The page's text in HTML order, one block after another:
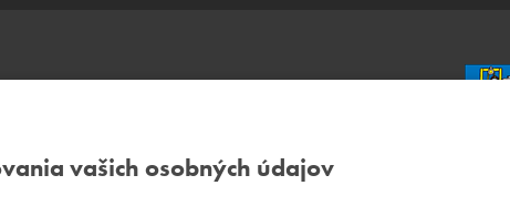
vašich osobných údajov